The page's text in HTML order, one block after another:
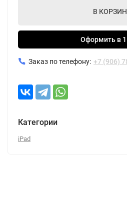
В
Оформить в 1
Заказ по телефону: +7 (906)
Категории
iPad